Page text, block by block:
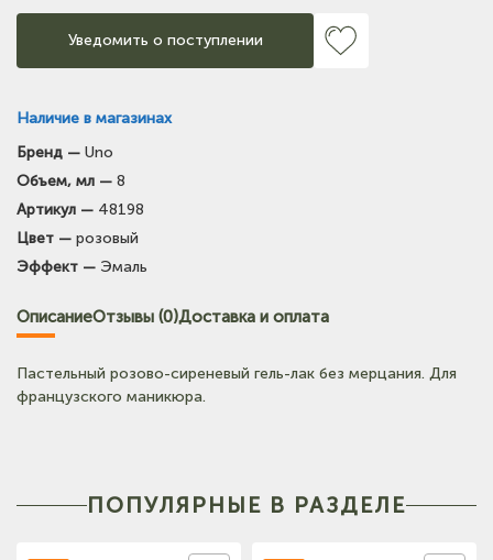
Уведомить о поступлении
Наличие в магазинах
Бренд — Uno
Объем, мл — 8
Артикул — 48198
Цвет — розовый
Эффект — Эмаль
ОписаниеОтзывы (0)Доставка и оплата
Пастельный розово-сиреневый гель-лак без мерцания. Для
французского маникюра.
ПОПУЛЯРНЫЕ В РАЗДЕЛЕ